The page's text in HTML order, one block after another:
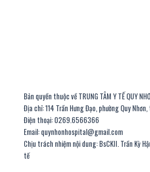
Bản quyền thuộc về TRUNG TÂM Y TẾ QUY
Địa chỉ: 114 Trần Hưng Đạo, phường Quy
Điện thoại: 0269.6566366
Email: quynhonhospital@gmail.com
Chịu trách nhiệm nội dung: BsCKII. Trần Kỳ
tế